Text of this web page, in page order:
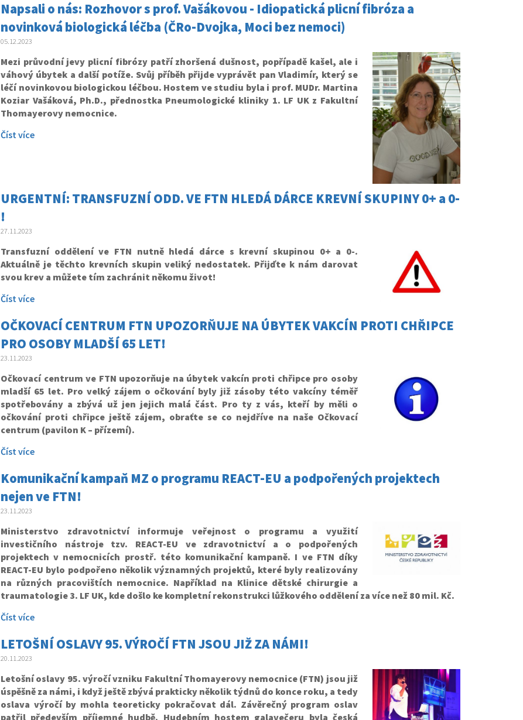
Napsali o nás: Rozhovor s prof. Vašákovou - Idiopatická plicní fibróza a
novinková biologická léčba (ČRo-Dvojka, Moci bez nemoci)
05.12.2023
Mezi průvodní jevy plicní fibrózy patří zhoršená dušnost, popřípadě kašel, ale i
váhový úbytek a další potíže. Svůj příběh přijde vyprávět pan Vladimír, který se
léčí novinkovou biologickou léčbou. Hostem ve studiu byla i prof. MUDr. Martina
Koziar Vašáková, Ph.D., přednostka Pneumologické kliniky 1. LF UK z Fakultní
Thomayerovy nemocnice.
Číst více
URGENTNÍ: TRANSFUZNÍ ODD. VE FTN HLEDÁ DÁRCE KREVNÍ SKUPINY 0+ a 0-
!
27.11.2023
Transfuzní oddělení ve FTN nutně hledá dárce s krevní skupinou 0+ a 0-.
Aktuálně je těchto krevních skupin veliký nedostatek. Přijďte k nám darovat
svou krev a můžete tím zachránit někomu život!
Číst více
OČKOVACÍ CENTRUM FTN UPOZORŇUJE NA ÚBYTEK VAKCÍN PROTI CHŘIPCE
PRO OSOBY MLADŠÍ 65 LET!
23.11.2023
Očkovací centrum ve FTN upozorňuje na úbytek vakcín proti chřipce pro osoby
mladší 65 let. Pro velký zájem o očkování byly již zásoby této vakcíny téměř
spotřebovány a zbývá už jen jejich malá část. Pro ty z vás, kteří by měli o
očkování proti chřipce ještě zájem, obraťte se co nejdříve na naše Očkovací
centrum (pavilon K – přízemí).
Číst více
Komunikační kampaň MZ o programu REACT-EU a podpořených projektech
nejen ve FTN!
23.11.2023
Ministerstvo zdravotnictví informuje veřejnost o programu a využití
investičního nástroje tzv. REACT-EU ve zdravotnictví a o podpořených
projektech v nemocnicích prostř. této komunikační kampaně. I ve FTN díky
REACT-EU bylo podpořeno několik významných projektů, které byly realizovány
na různých pracovištích nemocnice. Například na Klinice dětské chirurgie a
traumatologie 3. LF UK, kde došlo ke kompletní rekonstrukci lůžkového oddělení za více než 80 mil. Kč.
Číst více
LETOŠNÍ OSLAVY 95. VÝROČÍ FTN JSOU JIŽ ZA NÁMI!
20.11.2023
Letošní oslavy 95. výročí vzniku Fakultní Thomayerovy nemocnice (FTN) jsou již
úspěšně za námi, i když ještě zbývá prakticky několik týdnů do konce roku, a tedy
oslava výročí by mohla teoreticky pokračovat dál. Závěrečný program oslav
patřil především příjemné hudbě. Hudebním hostem galavečeru byla česká